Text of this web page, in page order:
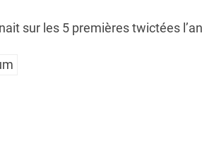
sur les 5 premières twictées